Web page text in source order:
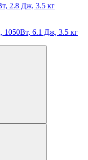
2.8 Дж, 3.5 кг